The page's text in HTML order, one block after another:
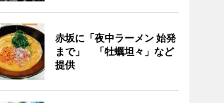
赤坂に「夜中ラーメン 始発
まで」 「牡蠣坦々」など
提供